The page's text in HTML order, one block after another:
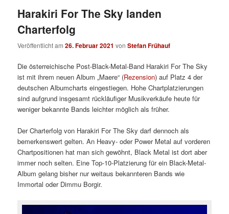
Harakiri For The Sky landen
Charterfolg
Veröffentlicht am26. Februar 2021 vonStefan Frühauf
Die österreichische Post-Black-Metal-Band Harakiri For The Sky
ist mit ihrem neuen Album „Maere“ (Rezension) auf Platz 4 der
deutschen Albumcharts eingestiegen. Hohe Chartplatzierungen
sind aufgrund insgesamt rückläufiger Musikverkäufe heute für
weniger bekannte Bands leichter möglich als früher.
Der Charterfolg von Harakiri For The Sky darf dennoch als
bemerkenswert gelten. An Heavy- oder Power Metal auf vorderen
Chartpositionen hat man sich gewöhnt, Black Metal ist dort aber
immer noch selten. Eine Top-10-Platzierung für ein Black-Metal-
Album gelang bisher nur weitaus bekannteren Bands wie
Immortal oder Dimmu Borgir.